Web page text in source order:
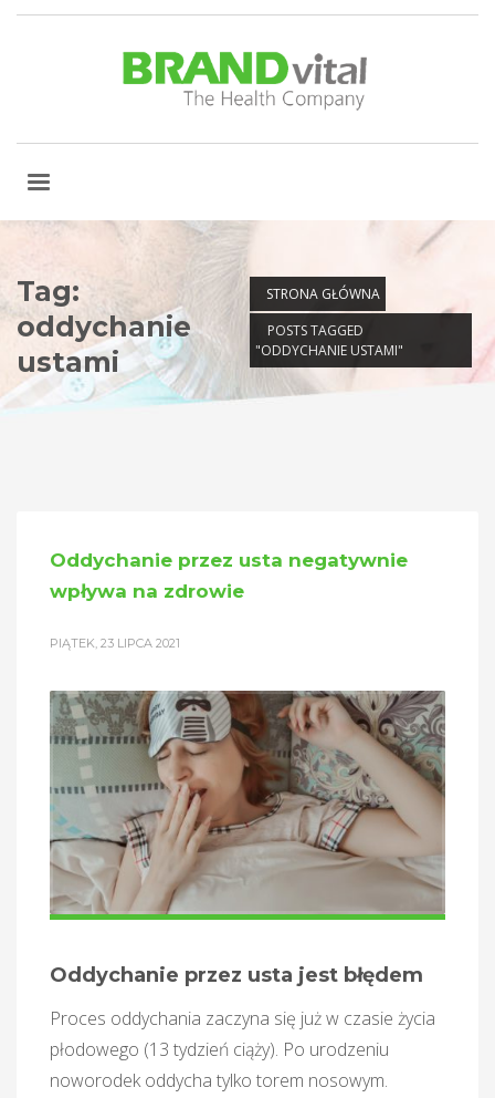
STRONA GŁÓWNA
POSTS TAGGED
"ODDYCHANIE USTAMI"
Tag:
oddychanie
ustami
Oddychanie przez usta negatywnie
wpływa na zdrowie
PIĄTEK, 23 LIPCA 2021
Oddychanie przez usta jest błędem
Proces oddychania zaczyna się już w czasie życia
płodowego (13 tydzień ciąży). Po urodzeniu
noworodek oddycha tylko torem nosowym.